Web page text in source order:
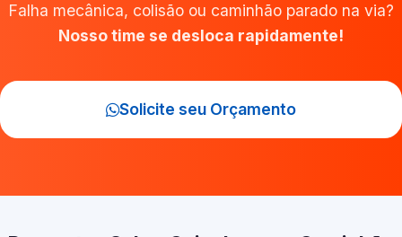
Falha mecânica, colisão ou caminhão parado na via?
Nosso time se desloca rapidamente!
Solicite seu Orçamento